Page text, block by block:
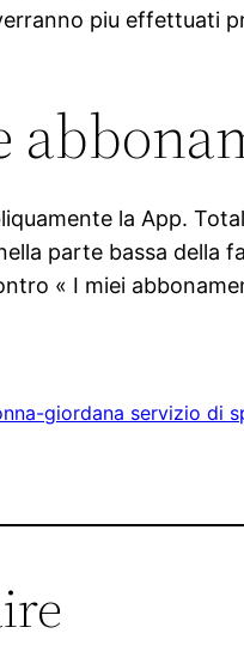
piu effettuati
la App.
parte bassa della
« I miei
giordana servizio di